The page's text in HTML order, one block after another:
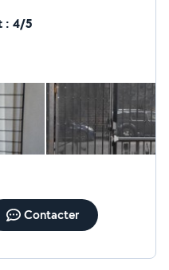
: 4/5
Contacter